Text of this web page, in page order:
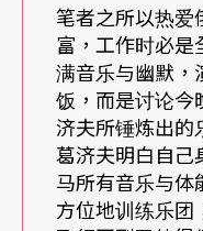
葛济夫曾在数年前
政府任何一卢布！
文化上的，经济上
无形的影响力与成
小数不清的奖项、
成为俄国最重要的
笔者之所以热爱
富，工作时必是
满音乐与幽默，
饭，而是讨论
济夫所锤炼出的
葛济夫明白自己
马所有音乐与体
方位地训练乐团